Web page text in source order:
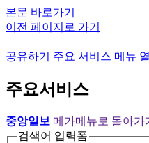
본문 바로가기
이전 페이지로 가기
공유하기 주요 서비스 메뉴 열
주요서비스
중앙일보 메가메뉴로 돌아가
검색어 입력폼